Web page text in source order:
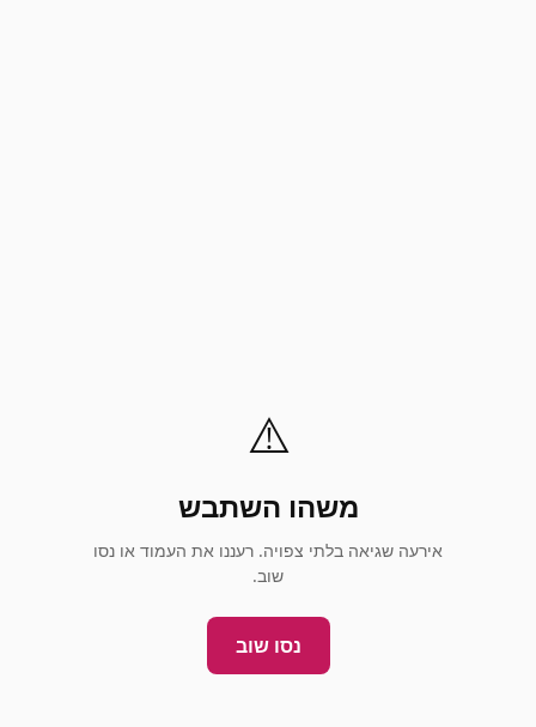
⚠️
משהו השתבש
אירעה שגיאה בלתי צפויה. רעננו את העמוד או נסו
שוב.
נסו שוב